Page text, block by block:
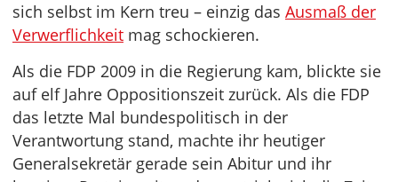
sich selbst im Kern treu – einzig das Ausmaß der
Verwerflichkeit mag schockieren.
Als die FDP 2009 in die Regierung kam, blickte sie
auf elf Jahre Oppositionszeit zurück. Als die FDP
das letzte Mal bundespolitisch in der
Verantwortung stand, machte ihr heutiger
Generalsekretär gerade sein Abitur und ihr